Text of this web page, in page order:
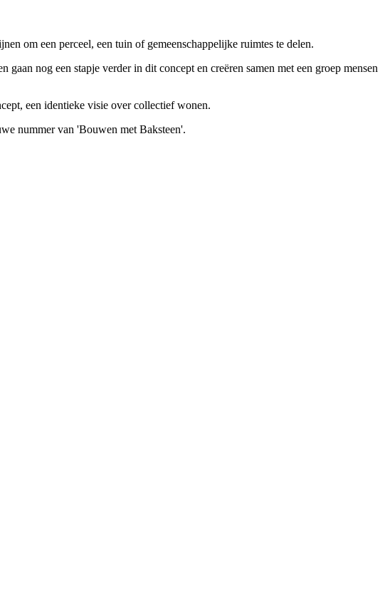
om een perceel, een tuin of gemeenschappelijke ruimtes te delen.
nog een stapje verder in dit concept en creëren samen met een groep mensen
een identieke visie over collectief wonen.
nummer van 'Bouwen met Baksteen'.